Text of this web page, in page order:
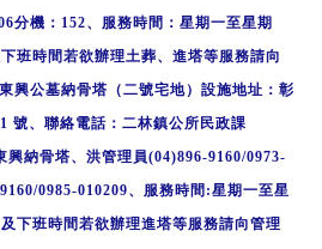
分機：152、服務時間：星期一至星期
班時間若欲辦理土葬、進塔等服務請向
興公墓納骨塔（二號宅地）設施地址：彰
號、聯絡電話：二林鎮公所民政課
興納骨塔、洪管理員(04)896-9160/0973-
0985-010209、 服務時間:星期一至星
下班時間若欲辦理進塔等服務請向管理